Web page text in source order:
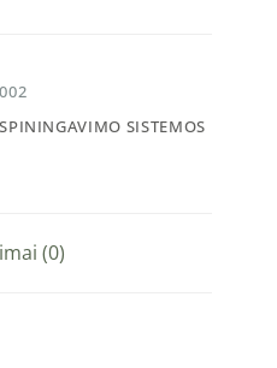
SPININGAVIMO SISTEMOS
(0)